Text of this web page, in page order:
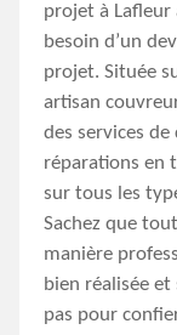
projet à Lafleur
besoin d’un
projet. Située
artisan
des services
réparations en
sur tous les
Sachez que
manière
bien réalisée
pas pour